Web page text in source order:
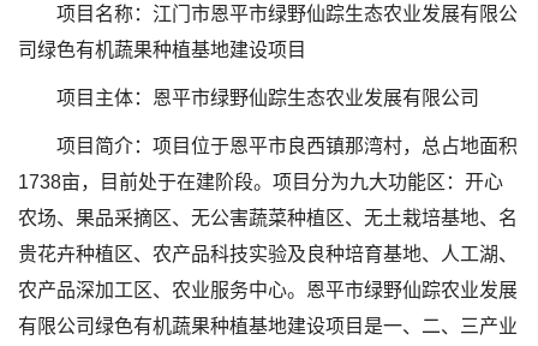
项目名称：江门市恩平市绿野仙踪生态农业发展有限公
司绿色有机蔬果种植基地建设项目
项目主体：恩平市绿野仙踪生态农业发展有限公司
项目简介：项目位于恩平市良西镇那湾村，总占地面积
1738亩，目前处于在建阶段。项目分为九大功能区：开心
农场、果品采摘区、无公害蔬菜种植区、无土栽培基地、名
贵花卉种植区、农产品科技实验及良种培育基地、人工湖、
农产品深加工区、农业服务中心。恩平市绿野仙踪农业发展
有限公司绿色有机蔬果种植基地建设项目是一、二、三产业